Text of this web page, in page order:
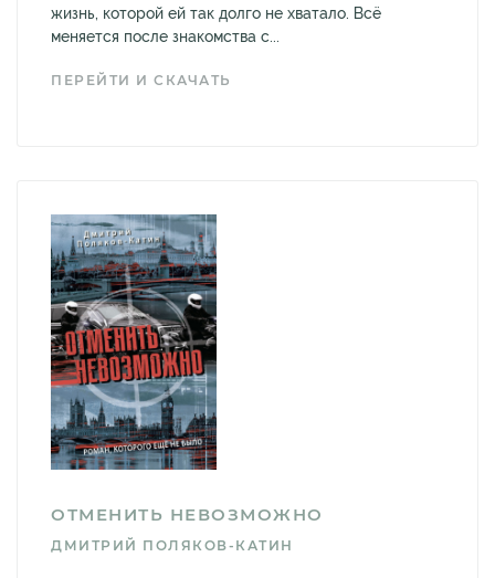
жизнь, которой ей так долго не хватало. Всё
меняется после знакомства с...
ПЕРЕЙТИ И СКАЧАТЬ
ОТМЕНИТЬ НЕВОЗМОЖНО
ДМИТРИЙ ПОЛЯКОВ-КАТИН